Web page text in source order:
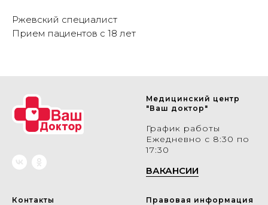
Ржевский специалист
Прием пациентов с 18 лет
Медицинский центр
"Ваш доктор"
График работы
Ежедневно с 8:30 по
17:30
ВАКАНСИИ
Контакты Правовая информация